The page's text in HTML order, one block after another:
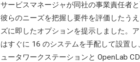
サービスマネージャが同社の事業責任者
彼らのニーズを把握し要件を評価したう
ズに即したオプションを提示しました。
はすぐに 16 のシステムを手配して設置し
ュータワークステーションと OpenLab